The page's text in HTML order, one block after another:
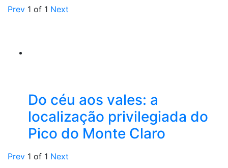
Prev 1 of 1 Next
Do céu aos vales: a
localização privilegiada do
Pico do Monte Claro
Prev 1 of 1 Next